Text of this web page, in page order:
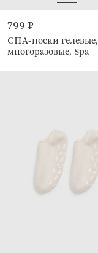
799 ₽
СПА-носки гелевые,
многоразовые, Spa